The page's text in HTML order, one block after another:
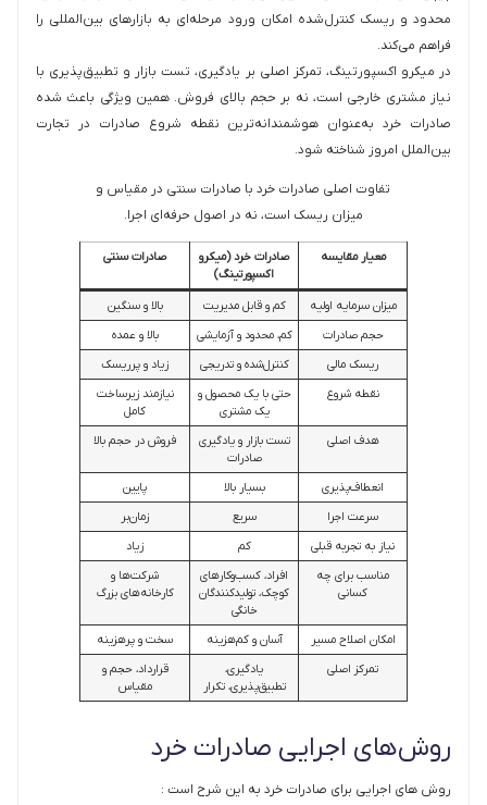
محدود و ریسک کنترل‌شده امکان ورود مرحله‌ای به بازارهای بین‌المللی را
فراهم می‌کند.
در میکرو اکسپورتینگ، تمرکز اصلی بر یادگیری، تست بازار و تطبیق‌پذیری با
نیاز مشتری خارجی است، نه بر حجم بالای فروش. همین ویژگی باعث شده
صادرات خرد به‌عنوان هوشمندانه‌ترین نقطه شروع صادرات در تجارت
بین‌الملل امروز شناخته شود.
تفاوت اصلی صادرات خرد با صادرات سنتی در مقیاس و
میزان ریسک است، نه در اصول حرفه‌ای اجرا.
معیار مقایسه
صادرات خرد (میکرو
اکسپورتینگ)
صادرات سنتی
میزان سرمایه اولیه کم و قابل مدیریت
بالا و سنگین
حجم صادرات
کم، محدود و آزمایشی
بالا و عمده
ریسک مالی
کنترل‌شده و تدریجی
زیاد و پرریسک
نقطه شروع
حتی با یک محصول و
یک مشتری
نیازمند زیرساخت
کامل
هدف اصلی
تست بازار و یادگیری
صادرات
فروش در حجم بالا
انعطاف‌پذیری بسیار بالا
پایین
سرعت اجرا
سریع
زمان‌بر
نیاز به تجربه قبلی
کم
زیاد
مناسب برای چه
کسانی
افراد، کسب‌وکارهای
کوچک، تولیدکنندگان
خانگی
شرکت‌ها و
کارخانه‌های بزرگ
امکان اصلاح مسیر آسان و کم‌هزینه
سخت و پرهزینه
تمرکز اصلی
یادگیری،
تطبیق‌پذیری، تکرار
قرارداد، حجم و
مقیاس
روش‌های اجرایی صادرات خرد
روش های اجرایی برای صادرات خرد به این شرح است :